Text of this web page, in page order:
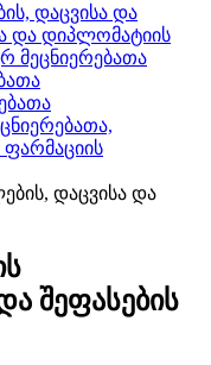
დაცვისა და
და დიპლომატიის
მეცნიერებათა
შეფასების